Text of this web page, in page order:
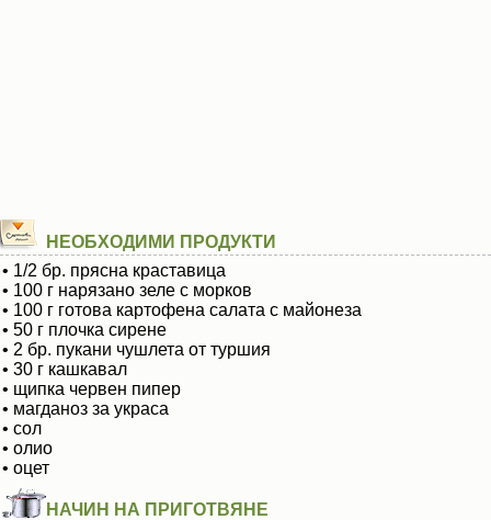
НЕОБХОДИМИ ПРОДУКТИ
• 1/2 бр. прясна краставица
• 100 г нарязано зеле с морков
• 100 г готова картофена салата с майонеза
• 50 г плочка сирене
• 2 бр. пукани чушлета от туршия
• 30 г кашкавал
• щипка червен пипер
• магданоз за украса
• сол
• олио
• оцет
НАЧИН НА ПРИГОТВЯНЕ